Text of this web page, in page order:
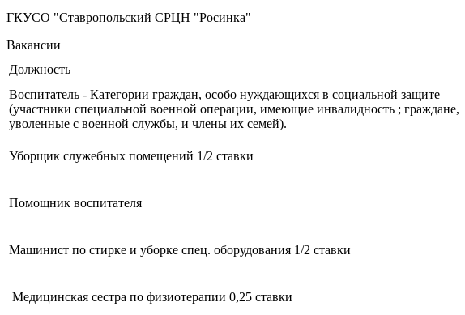
ГКУСО "Ставропольский СРЦН "Росинка"
Вакансии
Должность
Воспитатель - Категории граждан, особо нуждающихся в социальной защите
(участники специальной военной операции, имеющие инвалидность ; граждане,
уволенные с военной службы, и члены их семей).
Уборщик служебных помещений 1/2 ставки
Помощник воспитателя
Машинист по стирке и уборке спец. оборудования 1/2 ставки
Медицинская сестра по физиотерапии 0,25 ставки